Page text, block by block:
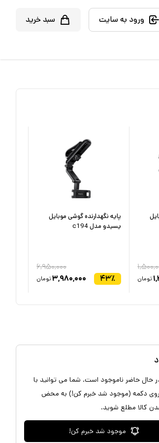
ورود به سایت سبد خرید
تومان
پایه نگهدارنده گوشی موبایل
یسیدو مدل c194
۴۳٪
۶,۹۵۰,۰۰۰
۳,۹۸۰,۰۰۰تومان
حال حاضر ناموجود است. شما می توانید با
دکمه (موجود شد خبرم کن!) به محض
کالا مطلع شوید.
موجود شد خبرم کن!